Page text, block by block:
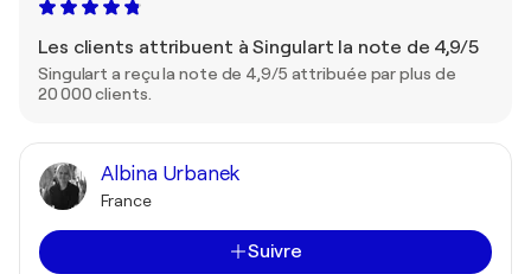
Les clients attribuent à Singulart la note de 4,9/5
Singulart a reçu la note de 4,9/5 attribuée par plus de
20 000 clients.
Albina Urbanek
France
Suivre